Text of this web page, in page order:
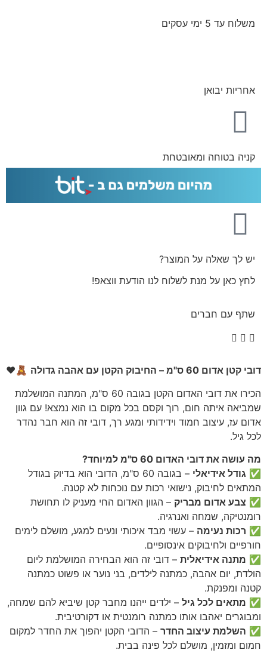
משלוח עד 5 ימי עסקים
אחריות יבואן
קניה בטוחה ומאובטחת
יש לך שאלה על המוצר?
לחץ כאן על מנת לשלוח לנו הודעת ווצאפ!
שתף עם חברים
דובי קטן אדום 60 ס"מ – החיבוק הקטן עם אהבה גדולה
🧸❤️
הכירו את דובי האדום הקטן בגובה 60 ס"מ, המתנה המושלמת
שמביאה איתה חום, רוך וקסם בכל מקום בו הוא נמצא! עם גוון
אדום עז, עיצוב חמוד וידידותי ומגע רך, דובי זה הוא חבר נהדר
לכל גיל.
מה עושה את דובי האדום 60 ס"מ למיוחד?
✅ גודל אידיאלי
– בגובה 60 ס"מ, הדובי הוא בדיוק בגודל
המתאים לחיבוק, נישואי רכות עם נוכחות לא קטנה.
✅ צבע אדום מבריק – הגוון האדום החי מעניק לו תחושת
רומנטיקה, שמחה ואנרגיה.
✅ רכות נעימה – עשוי מבד איכותי ונעים למגע, מושלם לימים
חורפיים ולחיבוקים אינסופיים.
✅ מתנה אידיאלית – דובי זה הוא הבחירה המושלמת ליום
הולדת, יום אהבה, כמתנה לילדים, בני נוער או פשוט כמתנה
קטנה ומפנקת.
✅ מתאים לכל גיל – ילדים ייהנו מחבר קטן שיביא להם שמחה,
ומבוגרים יאהבו אותו כמתנה רומנטית או דקורטיבית.
✅ השלמת עיצוב החדר – הדובי הקטן יהפוך את החדר למקום
חמום ומזמין, מושלם לכל פינה בבית.